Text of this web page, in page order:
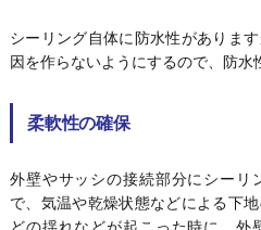
シーリング自体に防水性がありま
因を作らないようにするので、防水
柔軟性の確保
外壁やサッシの接続部分にシーリ
で、気温や乾燥状態などによる下